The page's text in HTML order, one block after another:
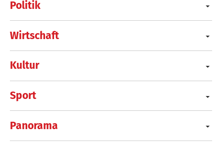
Politik
Wirtschaft
Kultur
Sport
Panorama